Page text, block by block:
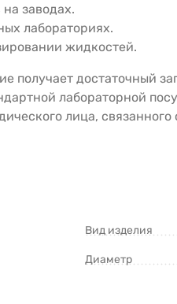
заводах.
лабораториях.
жидкостей.
получает достаточный
лабораторной
лица,
Вид изделия
Диаметр